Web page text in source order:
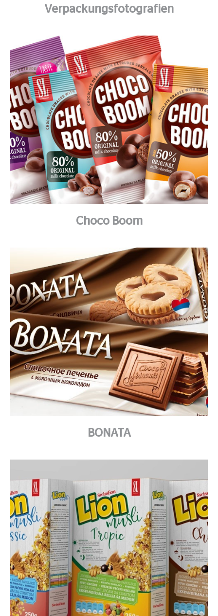
Verpackungsfotografien
Choco Boom
BONATA